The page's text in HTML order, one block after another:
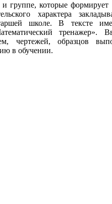
группе, которые
характера
школе. В тексте
тренажер».
чертежей, образцов
в обучении.